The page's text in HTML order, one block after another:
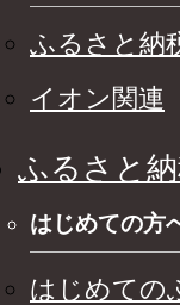
ふるさと納
イオン関連
ふるさと
はじめての方
はじめての